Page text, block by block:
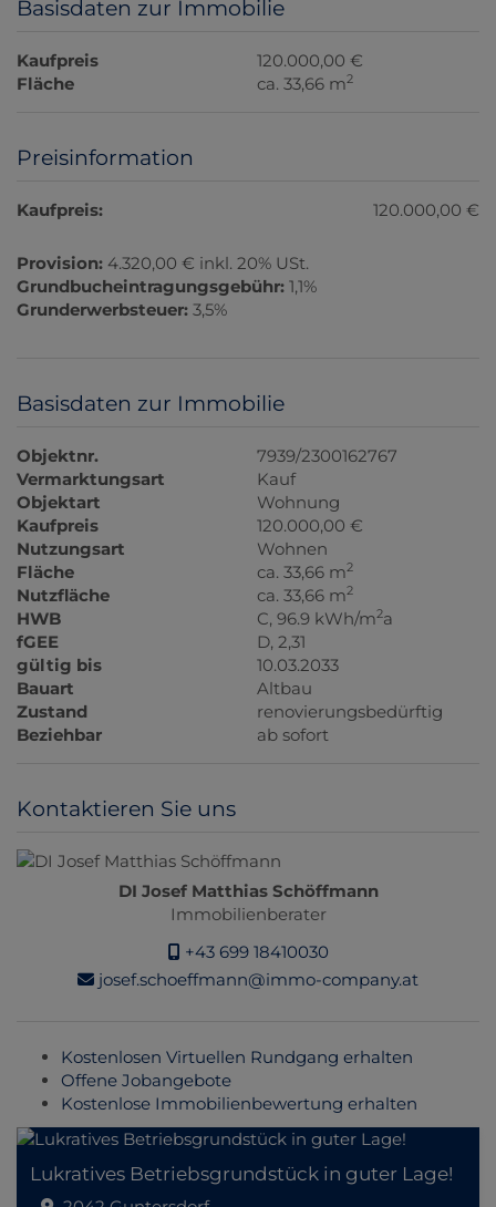
Basisdaten zur Immobilie
Kaufpreis
120.000,00 €
Fläche
ca. 33,66 m2
Preisinformation
Kaufpreis: 120.000,00 €
Provision: 4.320,00 € inkl. 20% USt.
Grundbucheintragungsgebühr: 1,1%
Grunderwerbsteuer: 3,5%
Basisdaten zur Immobilie
Objektnr.
7939/2300162767
Vermarktungsart
Kauf
Objektart
Wohnung
Kaufpreis
120.000,00 €
Nutzungsart
Wohnen
Fläche
ca. 33,66 m2
Nutzfläche ca. 33,66 m2
HWB C, 96.9 kWh/m2a
fGEE
D, 2,31
gültig bis
10.03.2033
Bauart
Altbau
Zustand
renovierungsbedürftig
Beziehbar
ab sofort
Kontaktieren Sie uns
DI Josef Matthias Schöffmann
Immobilienberater
+43 699 18410030
josef.schoeffmann@immo-company.at
Kostenlosen Virtuellen Rundgang erhalten
Offene Jobangebote
Kostenlose Immobilienbewertung erhalten
Lukratives Betriebsgrundstück in guter Lage!